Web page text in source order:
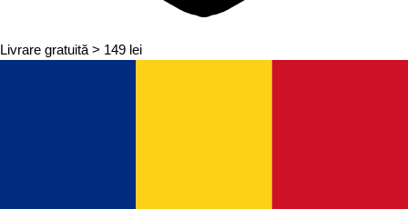
Livrare gratuită > 149 lei